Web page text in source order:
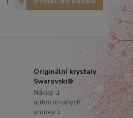
Originální krystaly
Swarovski®
Nákup u
autorizovaných
prodejců